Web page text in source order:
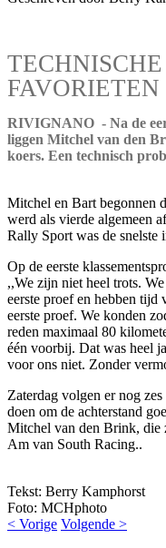
FAVORIETEN
RIVIGNANO - Na de
liggen Mitchel van den
koers. Een technisch
Mitchel en Bart begonnen
werd als vierde algemeen
Rally Sport was de snelste
Op de eerste
,,We zijn niet heel trots.
eerste proef en hebben tijd
eerste proef. We konden
reden maximaal 80
één voorbij. Dat was heel
voor ons niet. Zonder
Zaterdag volgen er nog
doen om de achterstand
Mitchel van den Brink, die
Am van South Racing..
Tekst: Berry Kamphorst
Foto: MCHphoto
< Vorige Volgende >